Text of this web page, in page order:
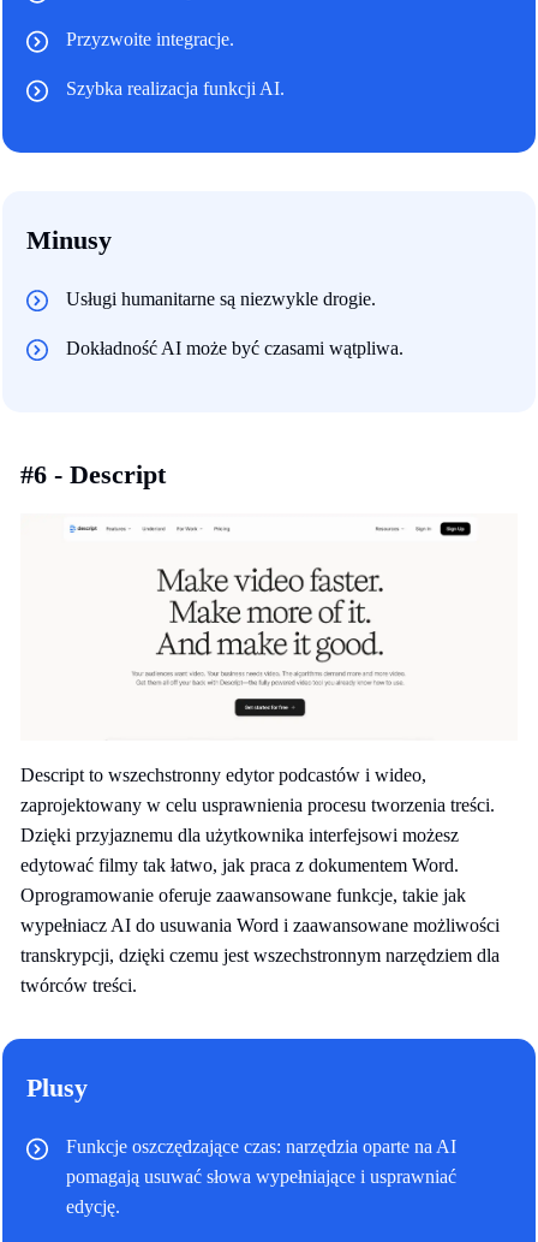
Przyzwoite integracje.
Szybka realizacja funkcji AI.
Minusy
Usługi humanitarne są niezwykle drogie.
Dokładność AI może być czasami wątpliwa.
#6 - Descript
Descript to wszechstronny edytor podcastów i wideo,
zaprojektowany w celu usprawnienia procesu tworzenia treści.
Dzięki przyjaznemu dla użytkownika interfejsowi możesz
edytować filmy tak łatwo, jak praca z dokumentem Word.
Oprogramowanie oferuje zaawansowane funkcje, takie jak
wypełniacz AI do usuwania Word i zaawansowane możliwości
transkrypcji, dzięki czemu jest wszechstronnym narzędziem dla
twórców treści.
Plusy
Funkcje oszczędzające czas: narzędzia oparte na AI
pomagają usuwać słowa wypełniające i usprawniać
edycję.